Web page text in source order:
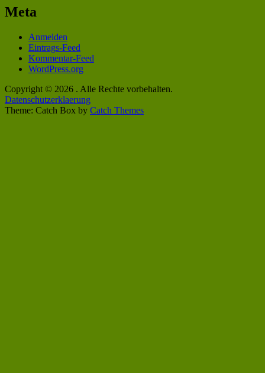
Meta
Anmelden
Eintrags-Feed
Kommentar-Feed
WordPress.org
Copyright © 2026 . Alle Rechte vorbehalten.
Datenschutzerklaerung
Theme: Catch Box by Catch Themes